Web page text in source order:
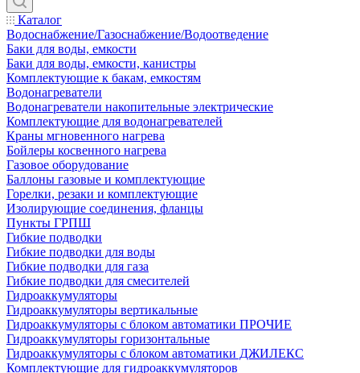
Каталог
Водоснабжение/Газоснабжение/Водоотведение
Баки для воды, емкости
Баки для воды, емкости, канистры
Комплектующие к бакам, емкостям
Водонагреватели
Водонагреватели накопительные электрические
Комплектующие для водонагревателей
Краны мгновенного нагрева
Бойлеры косвенного нагрева
Газовое оборудование
Баллоны газовые и комплектующие
Горелки, резаки и комплектующие
Изолирующие соединения, фланцы
Пункты ГРПШ
Гибкие подводки
Гибкие подводки для воды
Гибкие подводки для газа
Гибкие подводки для смесителей
Гидроаккумуляторы
Гидроаккумуляторы вертикальные
Гидроаккумуляторы с блоком автоматики ПРОЧИЕ
Гидроаккумуляторы горизонтальные
Гидроаккумуляторы с блоком автоматики ДЖИЛЕКС
Комплектующие для гидроаккумуляторов